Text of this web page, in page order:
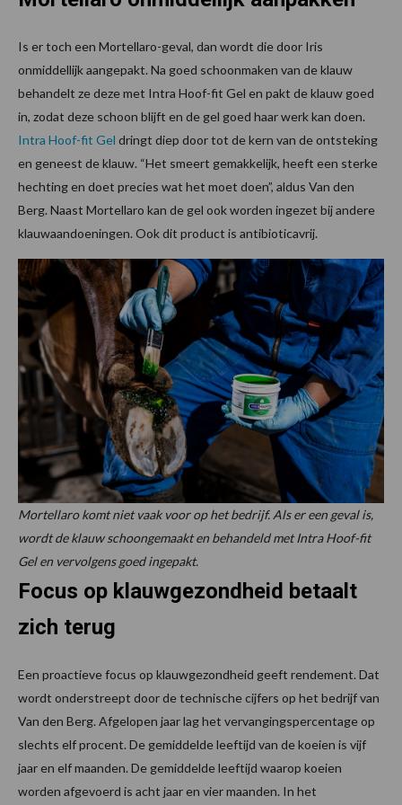
Is er toch een Mortellaro-geval, dan wordt die door Iris
onmiddellijk aangepakt. Na goed schoonmaken van de klauw
behandelt ze deze met Intra Hoof-fit Gel en pakt de klauw goed
in, zodat deze schoon blijft en de gel goed haar werk kan doen.
Intra Hoof-fit Gel dringt diep door tot de kern van de ontsteking
en geneest de klauw. “Het smeert gemakkelijk, heeft een sterke
hechting en doet precies wat het moet doen”, aldus Van den
Berg. Naast Mortellaro kan de gel ook worden ingezet bij andere
klauwaandoeningen. Ook dit product is antibioticavrij.
Mortellaro komt niet vaak voor op het bedrijf. Als er een geval is,
wordt de klauw schoongemaakt en behandeld met Intra Hoof-fit
Gel en vervolgens goed ingepakt.
Focus op klauwgezondheid betaalt
zich terug
Een proactieve focus op klauwgezondheid geeft rendement. Dat
wordt onderstreept door de technische cijfers op het bedrijf van
Van den Berg. Afgelopen jaar lag het vervangingspercentage op
slechts elf procent. De gemiddelde leeftijd van de koeien is vijf
jaar en elf maanden. De gemiddelde leeftijd waarop koeien
worden afgevoerd is acht jaar en vier maanden. In het